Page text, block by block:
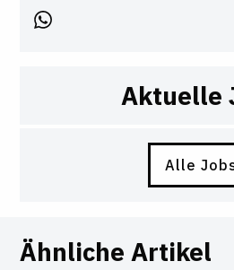
Aktuelle
Alle
Ähnliche Artikel